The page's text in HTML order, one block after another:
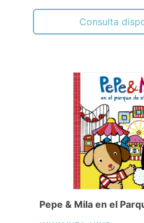
Consulta
Pepe & Mila en el